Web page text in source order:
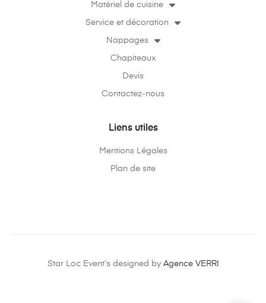
Matériel de cuisine
Service et décoration
Nappages
Chapiteaux
Devis
Contactez-nous
Liens utiles
Mentions Légales
Plan de site
Star Loc Event’s designed by Agence VERRI